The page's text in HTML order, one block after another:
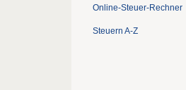
Online-Steuer-Rechner
Steuern A-Z